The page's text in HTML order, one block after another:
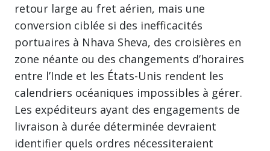
retour large au fret aérien, mais une
conversion ciblée si des inefficacités
portuaires à Nhava Sheva, des croisières en
zone néante ou des changements d’horaires
entre l’Inde et les États-Unis rendent les
calendriers océaniques impossibles à gérer.
Les expéditeurs ayant des engagements de
livraison à durée déterminée devraient
identifier quels ordres nécessiteraient